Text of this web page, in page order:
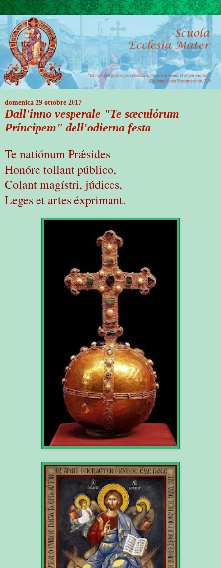
domenica 29 ottobre 2017
Dall'inno vesperale "Te sæculórum
Príncipem" dell'odierna festa
Te natiónum Prǽsides
Honóre tollant público,
Colant magístri, júdices,
Leges et artes éxprimant.